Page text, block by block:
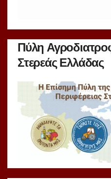
Πύλη
Στερεάς Ελλάδας